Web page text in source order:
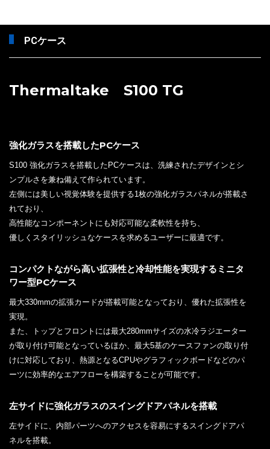
PCケース
Thermaltake S100 TG
強化ガラスを搭載したPCケース
S100 強化ガラスを搭載したPCケースは、洗練されたデザインとシ
ンプルさを兼ね備えて作られています。
左側には美しい視覚体験を提供する1枚の強化ガラスパネルが搭載さ
れており、
高性能なコンポーネントにも対応可能な柔軟性を持ち、
優しくスタイリッシュなケースを求めるユーザーに最適です。
コンパクトながら高い拡張性と冷却性能を実現するミニタ
ワー型PCケース
最大330mmの拡張カードが搭載可能となっており、優れた拡張性を
実現。
また、トップとフロントには最大280mmサイズの水冷ラジエーター
が取り付け可能となっているほか、最大5基のケースファンの取り付
けに対応しており、熱源となるCPUやグラフィックボードなどのパ
ーツに効率的なエアフローを構築することが可能です。
左サイドに強化ガラスのスイングドアパネルを搭載
左サイドに、内部パーツへのアクセスを容易にするスイングドアパ
ネルを搭載。